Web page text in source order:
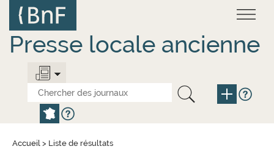
contenu
principal
Presse locale ancienne
Accueil > Liste de résultats
Panneau de gestion des cookies